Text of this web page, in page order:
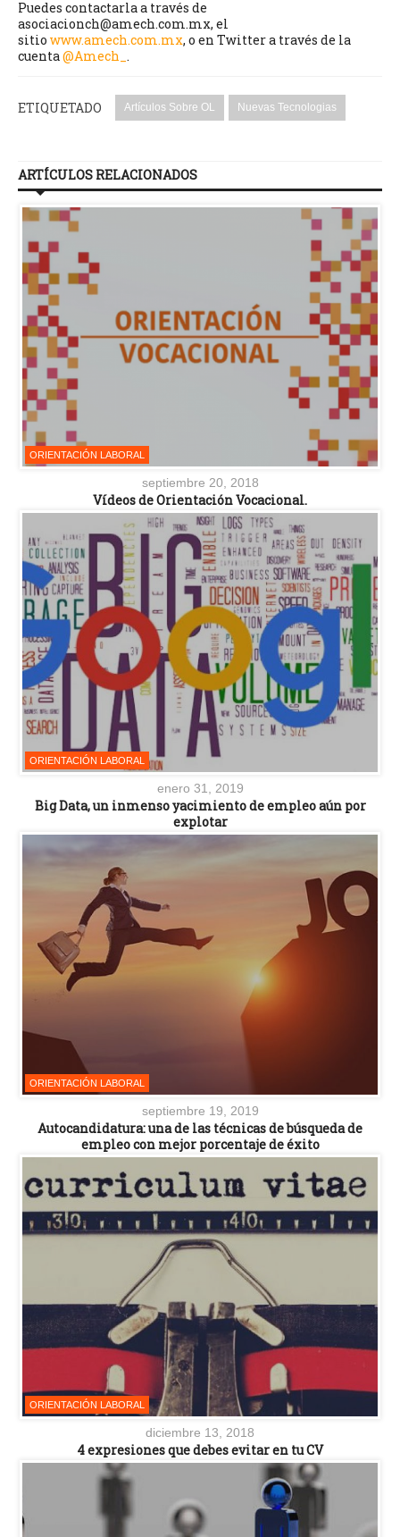
Puedes contactarla a través de
asociacionch@amech.com.mx, el
sitio www.amech.com.mx, o en Twitter a través de la
cuenta@Amech_ .
ETIQUETADO Artículos Sobre OL Nuevas Tecnologias
ARTÍCULOS RELACIONADOS
ORIENTACIÓN LABORAL
septiembre 20, 2018
Vídeos de Orientación Vocacional.
ORIENTACIÓN LABORAL
enero 31, 2019
Big Data, un inmenso yacimiento de empleo aún por
explotar
ORIENTACIÓN LABORAL
septiembre 19, 2019
Autocandidatura: una de las técnicas de búsqueda de
empleo con mejor porcentaje de éxito
ORIENTACIÓN LABORAL
diciembre 13, 2018
4 expresiones que debes evitar en tu CV